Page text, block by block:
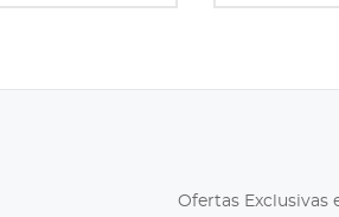
Ofertas Exclusivas